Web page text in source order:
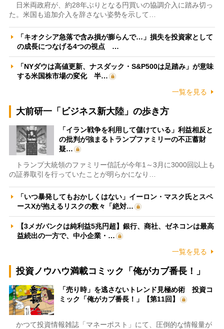
日米両政府が、約28年ぶりとなる円買いの協調介入に踏み切っ
た。米国も追加介入を辞さない姿勢を示して…
「キオクシア急落で含み損が膨らんで…」損失を投資家として
の成長につなげる4つの視点 …
「NYダウは高値更新、ナスダック・S&P500は足踏み」が意味
する米国株市場の変化 半…
一覧を見る
大前研一「ビジネス新大陸」の歩き方
「イラン戦争を利用して儲けている」利益相反と
の批判が強まるトランプファミリーの不正蓄財
疑…
トランプ大統領のファミリー信託が今年1～3月に3000回以上も
の証券取引を行っていたことが明らかになり…
「いつ暴発してもおかしくはない」イーロン・マスク氏とスペ
ースXが抱えるリスクの数々「絶対…
【3メガバンクは純利益5兆円超】銀行、商社、ゼネコンは最高
益続出の一方で、中小企業・…
一覧を見る
投資ノウハウ満載コミック「俺がカブ番長！」
「売り時」を逃さないトレンド見極め術 投資コ
ミック「俺がカブ番長！」【第11回】
かつて投資情報雑誌「マネーポスト」にて、圧倒的な情報量が